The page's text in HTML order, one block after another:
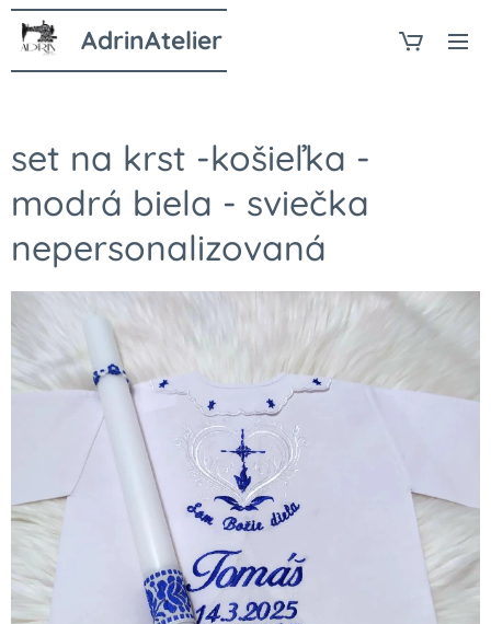
AdrinAtelier
set na krst -košieľka -
modrá biela - sviečka
nepersonalizovaná